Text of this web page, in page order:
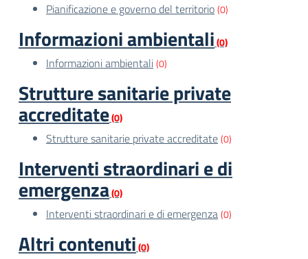
Pianificazione e governo del territorio(0)
Informazioni ambientali(0)
Informazioni ambientali(0)
Strutture sanitarie private
accreditate(0)
Strutture sanitarie private accreditate(0)
Interventi straordinari e di
emergenza(0)
Interventi straordinari e di emergenza(0)
Altri contenuti(0)